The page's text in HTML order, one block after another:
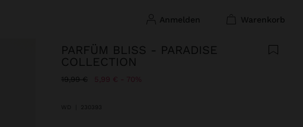
anmelden warenkorb
PARFÜM BLISS - PARADISE
COLLECTION
Preis reduziert ab
19,99 €bis5,99 € 70%
230393